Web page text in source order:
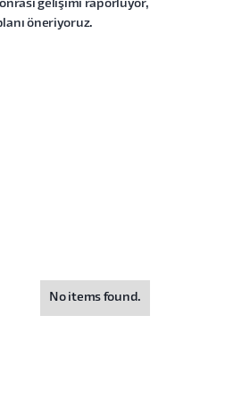
gelişimi raporluyor,
öneriyoruz.
No items found.